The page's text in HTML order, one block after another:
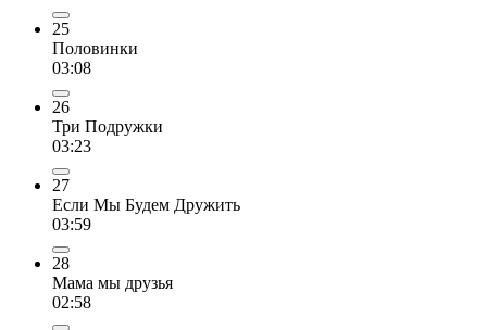
25
Половинки
03:08
26
Три Подружки
03:23
27
Если Мы Будем Дружить
03:59
28
Мама мы друзья
02:58